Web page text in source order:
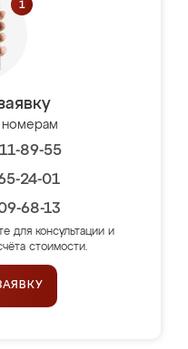
номерам
89-55
24-01
68-13
для консультации и
стоимости.